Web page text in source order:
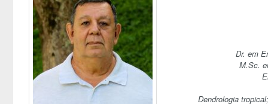
Dr. em
M.Sc.
Dendrologia